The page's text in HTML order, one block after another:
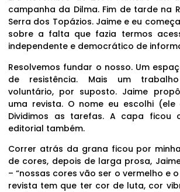
campanha da Dilma. Fim de tarde na
Serra dos Topázios. Jaime e eu
sobre a falta que fazia termos
independente e democrático de
Resolvemos fundar o nosso. Um
de resistência. Mais um
voluntário, por suposto. Jaime
uma revista. O nome eu escolhi (ele
Dividimos as tarefas. A capa ficou
editorial também.
Correr atrás da grana ficou por
de cores, depois de larga prosa,
– “nossas cores vão ser o vermelho e
revista tem que ter cor de luta, cor